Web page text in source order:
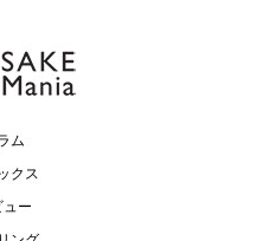
ム
クス
ュー